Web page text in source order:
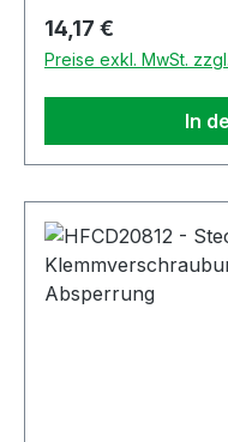
Regulärer Preis:
14,17 €
Preise exkl. MwSt.
In